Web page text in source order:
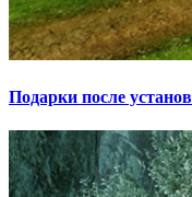
Подарки после